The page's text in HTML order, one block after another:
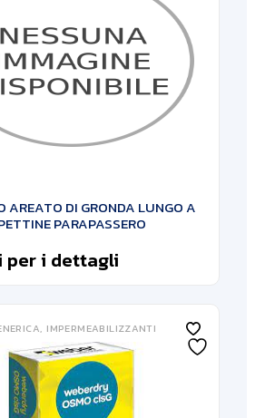
AREATO DI GRONDA LUNGO A
PARAPASSERO
per i dettagli
IMPERMEABILIZZANTI